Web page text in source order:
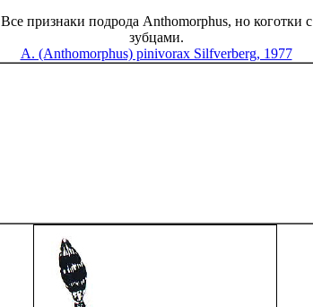
Все признаки подрода Anthomorphus, но коготки с
зубцами.
A. (Anthomorphus) pinivorax Silfverberg, 1977